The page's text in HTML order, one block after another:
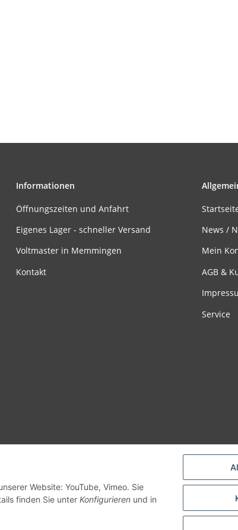
Website: YouTube, Vimeo. Sie
finden Sie unter Konfigurieren und in
Informationen
Öffnungszeiten und Anfahrt
Eigenes Lager - schneller Versand
Voltmaster in Memmingen
Kontakt
News /
Mein
AGB &
Service